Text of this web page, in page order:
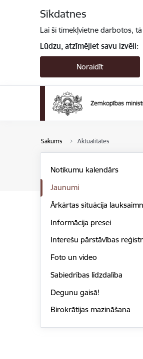
Sīkdatnes
Lai šī tīmekļvietne darbotos,
Lūdzu, atzīmējiet savu izvēli:
Noraidīt
Sākums Aktualitātes
Notikumu kalendārs
Jaunumi
Ārkārtas situācija
Informācija presei
Interešu pārstāvības
Foto un video
Sabiedrības līdzdalība
Degunu gaisā!
Birokrātijas mazināšana